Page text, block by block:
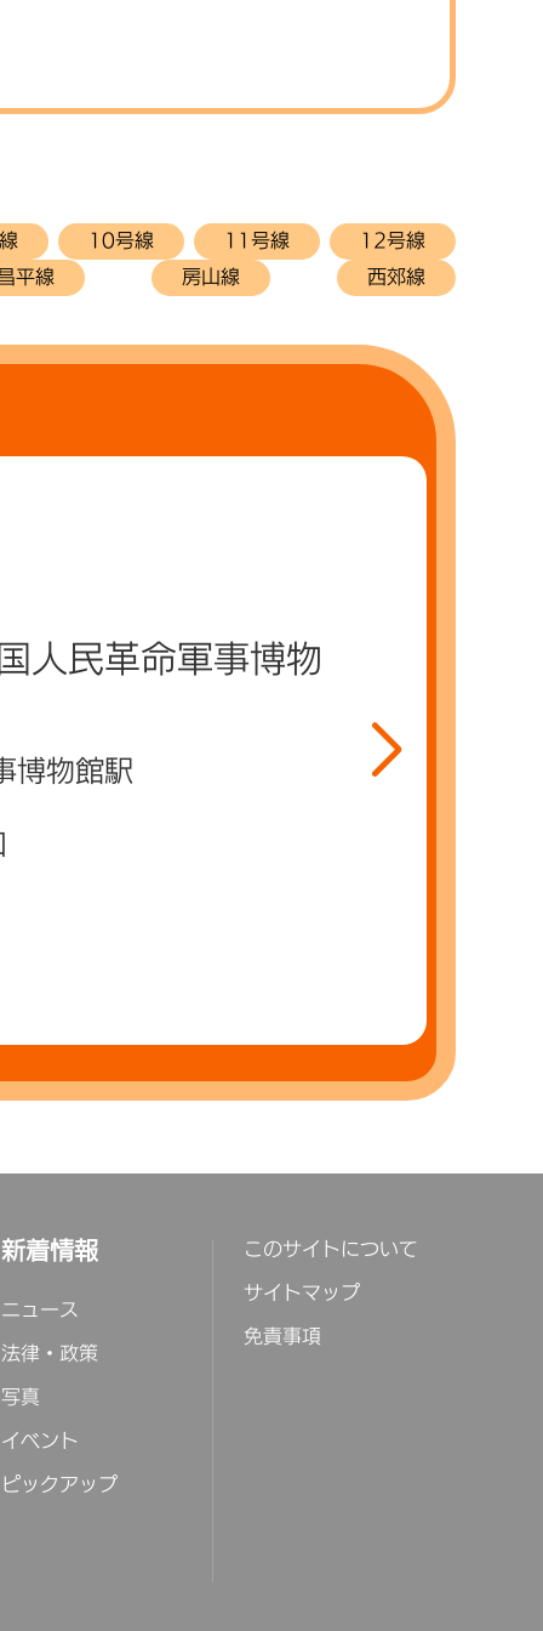
10号線 11号線
12号線
平線
房山線 西郊線
人民革命軍事博物
博物館駅
敬記念館
潭駅
園博物館
駅
文化博物館
西街北口駅
国家画院美術館
橋駅
空中ゴマ博物館
門内駅
考古博物館
ンピック公園駅
典籍博物館
図書館駅
電信博物館
城駅
燕京八絶博物館
口駅
御仙都皇家菜博物
青橋駅
寺古鐘博物館
寺駅
考古遺跡博物館
中都水関遺跡）
営駅
東路西口駅
意：「平安清華」
公式アカウントで事
約のうえ入構してくだ
）
寺博物館
寺駅
鴻記念館
潭駅
区博物館
東関駅
考古遺跡博物館
京大葆台遺跡博物
駅
双清別墅
駅
新着情報
ニュース
法律・政策
写真
イベント
ピックアップ
このサイトについて
サイトマップ
免責事項